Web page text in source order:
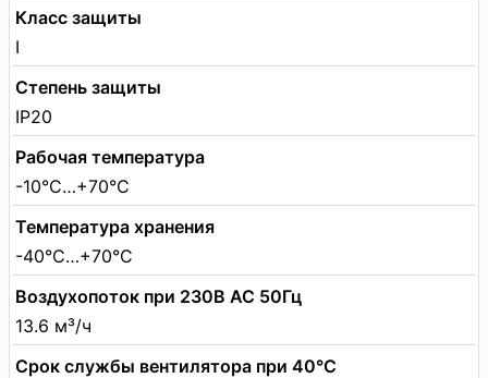
Класс защиты
I
Степень защиты
IP20
Рабочая температура
-10°C…+70°C
Температура хранения
-40°C…+70°C
Воздухопоток при 230В АС 50Гц
13.6 м³/ч
Срок службы вентилятора при 40°C